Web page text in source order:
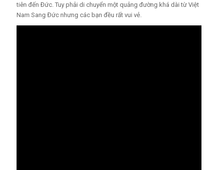
tiên đến Đức. Tuy phải di chuyển một quảng đường khá dài từ Việt
Nam Sang Đức nhưng các bạn đều rất vui vẻ.